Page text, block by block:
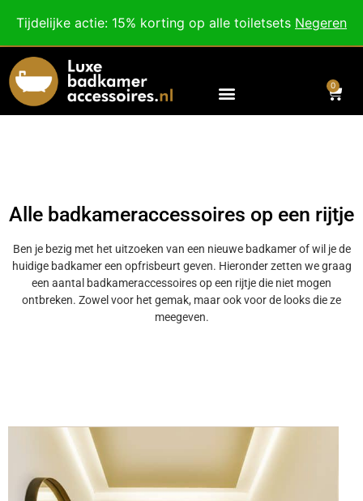
Tijdelijke actie: 15% korting op alle toiletsets Negeren
Voor 18:00 besteld, morgen in huis!
0
Alle badkameraccessoires op een rijtje
Ben je bezig met het uitzoeken van een nieuwe badkamer of wil je de
huidige badkamer een opfrisbeurt geven. Hieronder zetten we graag
een aantal badkameraccessoires op een rijtje die niet mogen
ontbreken. Zowel voor het gemak, maar ook voor de looks die ze
meegeven.